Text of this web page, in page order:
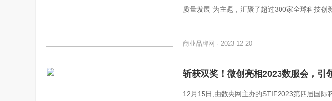
质量发展”为主题，汇聚了超过300家全球科技
商业品牌网 · 2023-12-20
斩获双奖！微创亮相2023数服会，引
12月15日,由数央网主办的STIF2023第四届国